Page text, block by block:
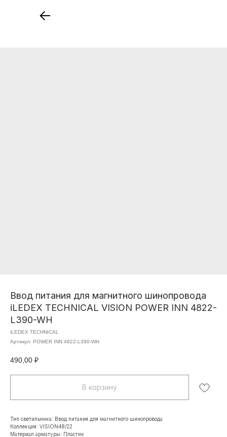
Ввод питания для магнитного шинопровода
iLEDEX TECHNICAL VISION POWER INN 4822-
L390-WH
iLEDEX TECHNICAL
Артикул: POWER INN 4822-L390-WH
490,00 ₽
В корзину
Тип светильника: Ввод питания для магнитного шинопровода
Коллекция: VISION48/22
Материал арматуры: Пластик